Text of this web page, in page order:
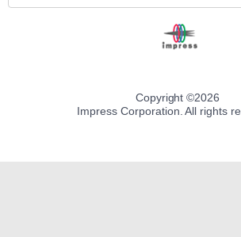
Copyright ©2026
Impress Corporation. All rights